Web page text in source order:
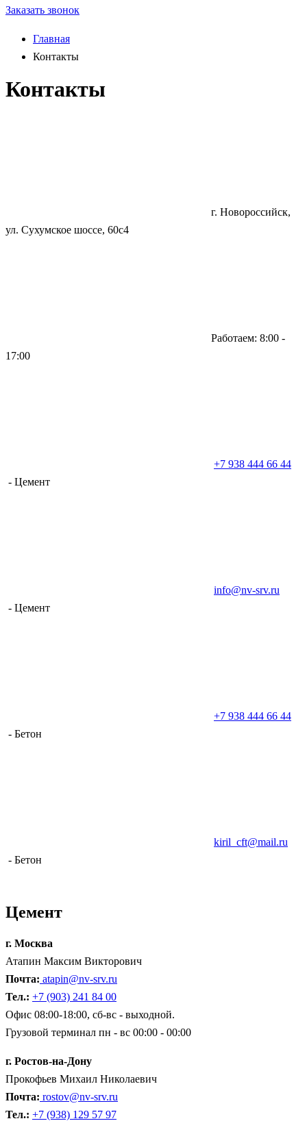
Заказать звонок
Главная
Контакты
Контакты
г. Новороссийск,
ул. Сухумское шоссе, 60с4
Работаем: 8:00 -
17:00
+7 938 444 66 44
- Цемент
info@nv-srv.ru
- Цемент
+7 938 444 66 44
- Бетон
kiril_cft@mail.ru
- Бетон
Цемент
г. Москва
Атапин Максим Викторович
Почта: atapin@nv-srv.ru
Тел.: +7 (903) 241 84 00
Офис 08:00-18:00, сб-вс - выходной.
Грузовой терминал пн - вс 00:00 - 00:00
г. Ростов-на-Дону
Прокофьев Михаил Николаевич
Почта: rostov@nv-srv.ru
Тел.: +7 (938) 129 57 97